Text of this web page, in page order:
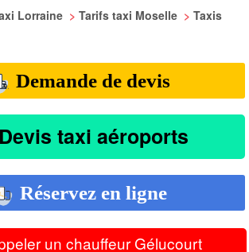
Lorraine > Tarifs taxi Moselle > Taxis
Demande de devis
Devis taxi aéroports
Réservez en ligne
un chauffeur Gélucourt